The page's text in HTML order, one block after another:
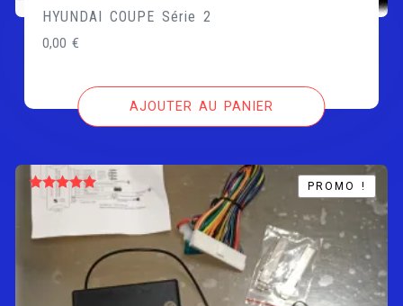
HYUNDAI COUPE Série 2
0,00€
AJOUTER AU PANIER
Note 5.00
PROMO !
PROMO !